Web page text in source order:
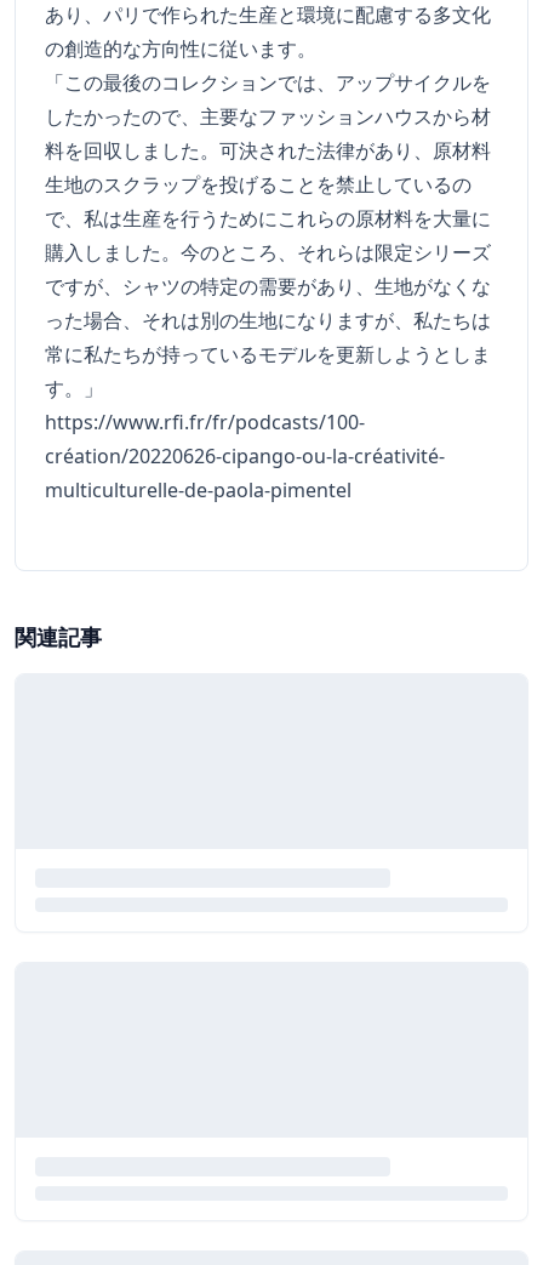
あり、パリで作られた生産と環境に配慮する多文化
の創造的な方向性に従います。
「この最後のコレクションでは、アップサイクルを
したかったので、主要なファッションハウスから材
料を回収しました。可決された法律があり、原材料
生地のスクラップを投げることを禁止しているの
で、私は生産を行うためにこれらの原材料を大量に
購入しました。今のところ、それらは限定シリーズ
ですが、シャツの特定の需要があり、生地がなくな
った場合、それは別の生地になりますが、私たちは
常に私たちが持っているモデルを更新しようとしま
す。」
https://www.rfi.fr/fr/podcasts/100-
création/20220626-cipango-ou-la-créativité-
multiculturelle-de-paola-pimentel
関連記事